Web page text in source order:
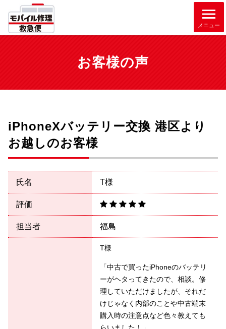
メニュー
お客様の声
iPhoneXバッテリー交換 港区より
お越しのお客様
氏名 T様
評価
担当者 福島
T様
「中古で買ったiPhoneのバッテリ
ーがヘタってきたので、相談。修
理していただけましたが、それだ
けじゃなく内部のことや中古端末
購入時の注意点など色々教えても